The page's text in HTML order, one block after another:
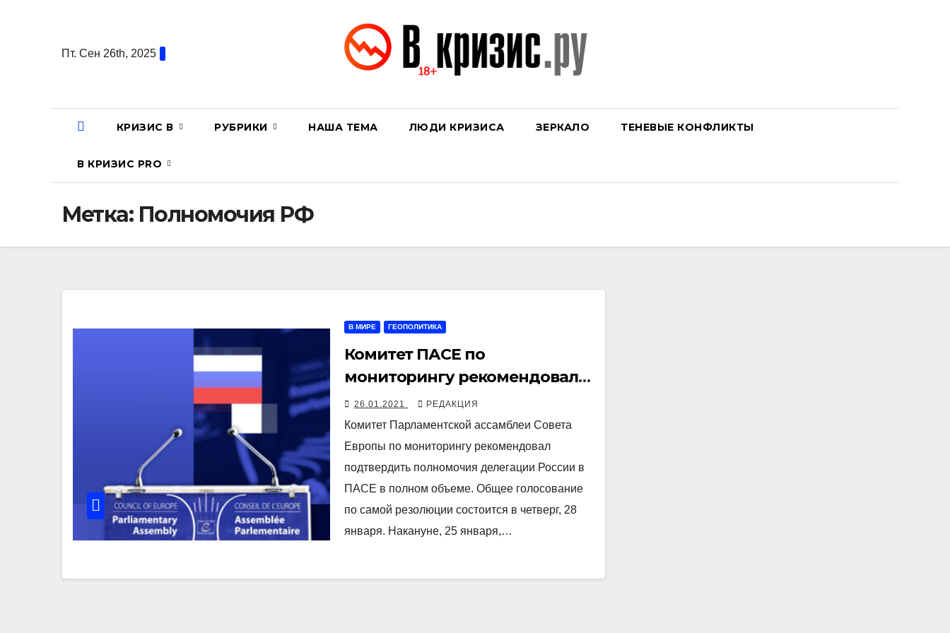
содержаниюПт. Сен 26th, 2025
КРИЗИС В РУБРИКИ НАША ТЕМА ЛЮДИ КРИЗИСА ЗЕРКАЛО ТЕНЕВЫЕ КОНФЛИКТЫ
В КРИЗИС PRO
Метка: Полномочия РФ
В МИРЕ ГЕОПОЛИТИКА
Комитет ПАСЕ по
мониторингу рекомендовал
подтвердить полномочия
делегации России
26.01.2021 РЕДАКЦИЯ
Комитет Парламентской ассамблеи Совета
Европы по мониторингу рекомендовал
подтвердить полномочия делегации России в
ПАСЕ в полном объеме. Общее голосование
по самой резолюции состоится в четверг, 28
января. Накануне, 25 января,…